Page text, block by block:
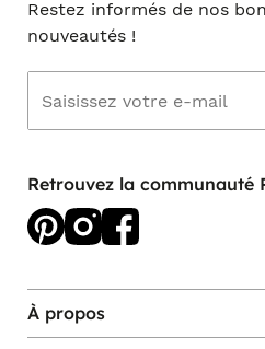
Restez informés de nos
nouveautés !
Retrouvez la communauté
À propos